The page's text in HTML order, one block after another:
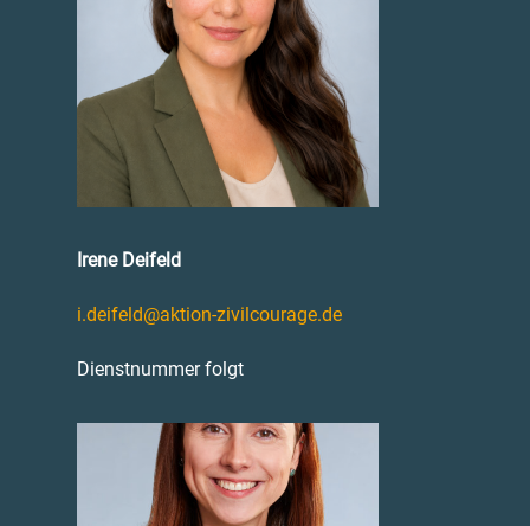
Irene Deifeld
i.deifeld@aktion-zivilcourage.de
Dienstnummer folgt